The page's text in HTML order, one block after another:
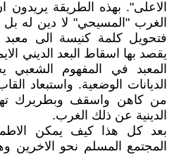
الاعلى". بهذه الطريقة يريدون
الغرب "المسيحي" لا دين له بل
فتحويل كلمة كنيسة الى
يقصد بها اسقاط البعد الديني
المعبد في المفهوم الشعبي
الديانات الوضعية. واستبعاد
من كاهن واسقف وبطريرك
الدينية عن ذلك الغرب.
بعد كل هذا كيف يمكن
المجتمع المسلم نحو الاخرين